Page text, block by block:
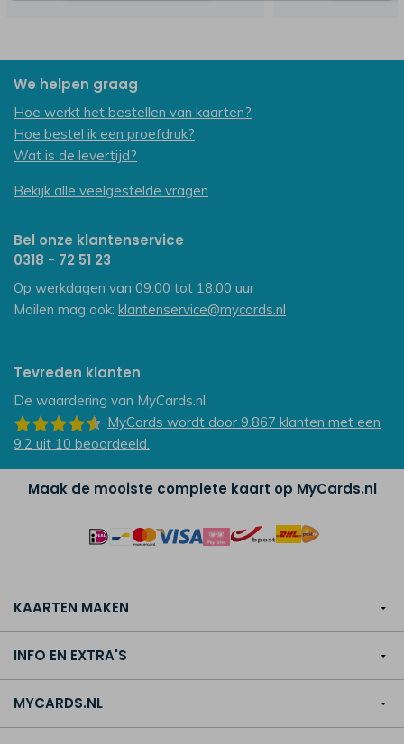
We helpen graag
Hoe werkt het bestellen van kaarten?
Hoe bestel ik een proefdruk?
Wat is de levertijd?
Bekijk alle veelgestelde vragen
Bel onze klantenservice
0318 - 72 51 23
Op werkdagen van 09:00 tot 18:00 uur
Mailen mag ook: klantenservice@mycards.nl
Tevreden klanten
De waardering van MyCards.nl
MyCards wordt door 9.867 klanten met een
9.2 uit 10 beoordeeld.
Maak de mooiste complete kaart op MyCards.nl
KAARTEN MAKEN
INFO EN EXTRA'S
MYCARDS.NL